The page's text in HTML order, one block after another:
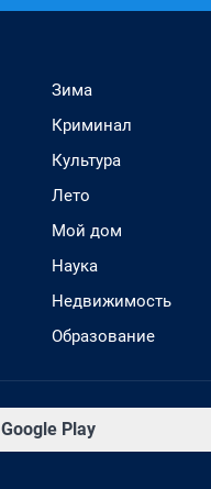
Зима
Криминал
Культура
Лето
Мой дом
Наука
Недвижимость
Образование
Google Play